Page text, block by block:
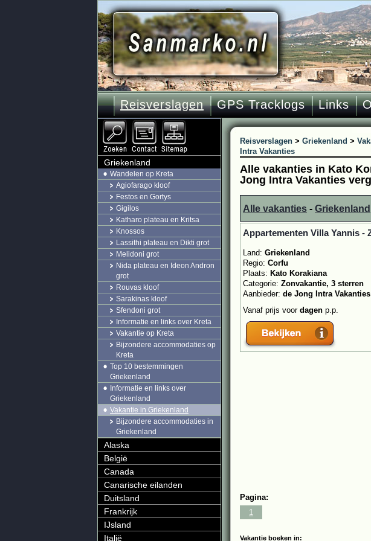
Reisverslagen GPS Tracklogs Links
Reisverslagen > Griekenland >
Intra Vakanties
Alle vakanties in Kato
Jong Intra Vakanties
Alle vakanties - Griekenland
Appartementen Villa Yannis -
Land: Griekenland
Regio: Corfu
Plaats: Kato Korakiana
Categorie: Zonvakantie, 3 sterren
Aanbieder: de Jong Intra Vakanties
Vanaf prijs voor dagen p.p.
Pagina:
1
Vakantie boeken in:
Griekenland
Wandelen op Kreta
Agiofarago kloof
Festos en Gortys
Gigilos
Katharo plateau en Kritsa
Knossos
Lassithi plateau en Dikti grot
Melidoni grot
Nida plateau en Ideon Andron
grot
Rouvas kloof
Sarakinas kloof
Sfendoni grot
Informatie en links over Kreta
Vakantie op Kreta
Bijzondere accommodaties op
Kreta
Top 10 bestemmingen
Griekenland
Informatie en links over
Griekenland
Vakantie in Griekenland
Bijzondere accommodaties in
Griekenland
Alaska
België
Canada
Canarische eilanden
Duitsland
Frankrijk
IJsland
Italië